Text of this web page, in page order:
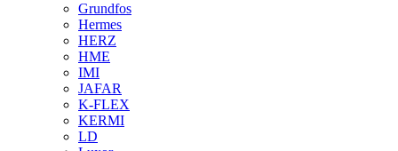
Grundfos
Hermes
HERZ
HME
IMI
JAFAR
K-FLEX
KERMI
LD